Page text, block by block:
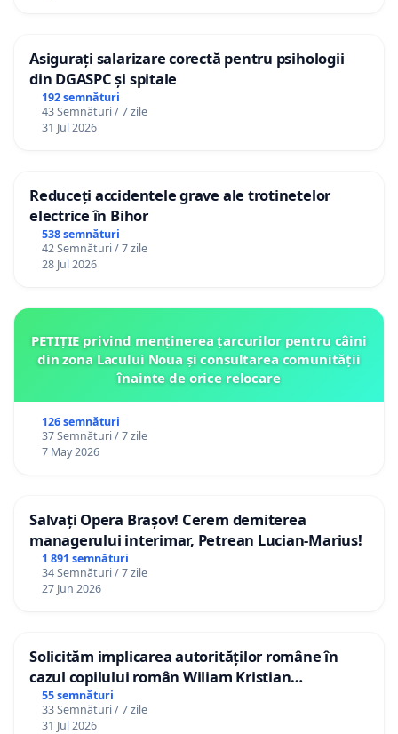
Asigurați salarizare corectă pentru psihologii
din DGASPC și spitale
192 semnături
43 Semnături / 7 zile
31 Jul 2026
Reduceți accidentele grave ale trotinetelor
electrice în Bihor
538 semnături
42 Semnături / 7 zile
28 Jul 2026
PETIȚIE privind menținerea țarcurilor pentru câini
din zona Lacului Noua și consultarea comunității
înainte de orice relocare
126 semnături
37 Semnături / 7 zile
7 May 2026
Salvați Opera Brașov! Cerem demiterea
managerului interimar, Petrean Lucian-Marius!
1 891 semnături
34 Semnături / 7 zile
27 Jun 2026
Solicităm implicarea autorităților române în
cazul copilului român Wiliam Kristian
Gheorghe, aflat în plasament în Danemarca de
12 ani
55 semnături
33 Semnături / 7 zile
31 Jul 2026